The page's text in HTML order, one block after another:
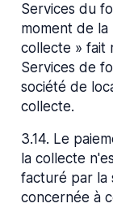
Services du
moment de la
collecte » fait
Services de
société de
collecte.
3.14. Le
la collecte
facturé par la
concernée à